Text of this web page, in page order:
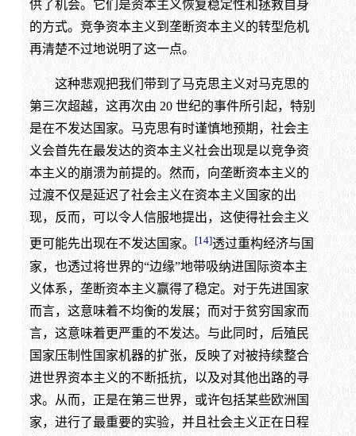
供了机会。它们是资本主义恢复稳定性和拯救自身
的方式。竞争资本主义到垄断资本主义的转型危机
再清楚不过地说明了这一点。
这种悲观把我们带到了马克思主义对马克思的
第三次超越，这再次由 20 世纪的事件所引起，特别
是在不发达国家。马克思有时谨慎地预期，社会主
义会首先在最发达的资本主义社会出现是以竞争资
本主义的崩溃为前提的。然而，向垄断资本主义的
过渡不仅是延迟了社会主义在资本主义国家的出
现，反而，可以令人信服地提出，这使得社会主义
更可能先出现在不发达国家。 [14]透过重构经济与国
家，也透过将世界的“边缘”地带吸纳进国际资本主
义体系，垄断资本主义赢得了稳定。对于先进国家
而言，这意味着不均衡的发展；而对于贫穷国家而
言，这意味着更严重的不发达。与此同时，后殖民
国家压制性国家机器的扩张，反映了对被持续整合
进世界资本主义的不断抵抗，以及对其他出路的寻
求。从而，正是在第三世界，或许包括某些欧洲国
家，进行了最重要的实验，并且社会主义正在日程